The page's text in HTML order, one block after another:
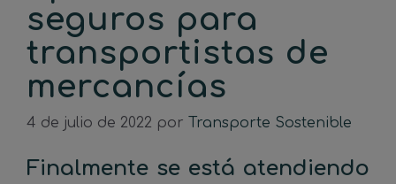
seguros para
transportistas de
mercancías
4 de julio de 2022 por Transporte Sostenible
Finalmente se está atendiendo